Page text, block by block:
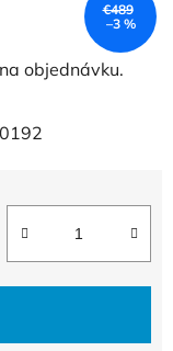
objednávku.
€489
–3 %